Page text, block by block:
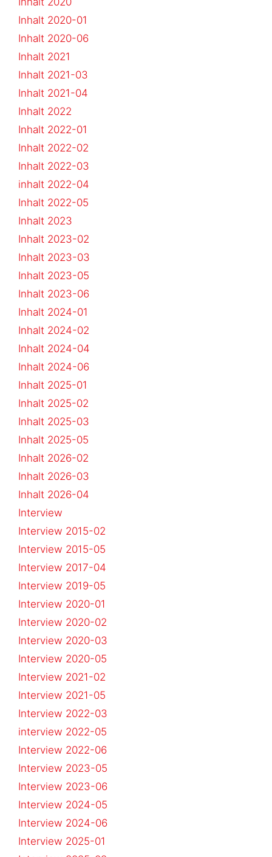
Inhalt 2020-01
Inhalt 2020-06
Inhalt 2021
Inhalt 2021-03
Inhalt 2021-04
Inhalt 2022
Inhalt 2022-01
Inhalt 2022-02
Inhalt 2022-03
inhalt 2022-04
Inhalt 2022-05
Inhalt 2023
Inhalt 2023-02
Inhalt 2023-03
Inhalt 2023-05
Inhalt 2023-06
Inhalt 2024-01
Inhalt 2024-02
Inhalt 2024-04
Inhalt 2024-06
Inhalt 2025-01
Inhalt 2025-02
Inhalt 2025-03
Inhalt 2025-05
Inhalt 2026-02
Inhalt 2026-03
Inhalt 2026-04
Interview
Interview 2015-02
Interview 2015-05
Interview 2017-04
Interview 2019-05
Interview 2020-01
Interview 2020-02
Interview 2020-03
Interview 2020-05
Interview 2021-02
Interview 2021-05
Interview 2022-03
interview 2022-05
Interview 2022-06
Interview 2023-05
Interview 2023-06
Interview 2024-05
Interview 2024-06
Interview 2025-01